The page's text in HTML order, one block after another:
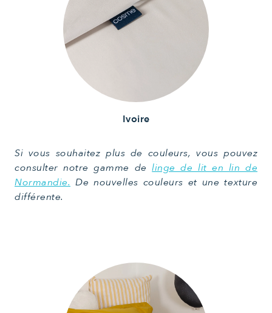
Ivoire
Si vous souhaitez plus de couleurs, vous pouvez
consulter notre gamme delinge de lit en lin de
Normandie. De nouvelles couleurs et une texture
différente.